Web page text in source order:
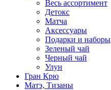
Весь ассортимент
Детокс
Матча
Аксессуары
Подарки и наборы
Зеленый чай
Черный чай
Улун
Гран Крю
Матэ, Тизаны